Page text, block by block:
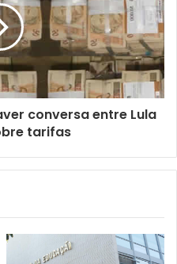
conversa entre Lula
tarifas